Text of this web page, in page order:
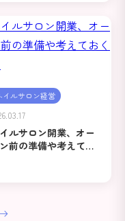
イルサロン経営
ルサロン開業、オー
前の準備や考えてお